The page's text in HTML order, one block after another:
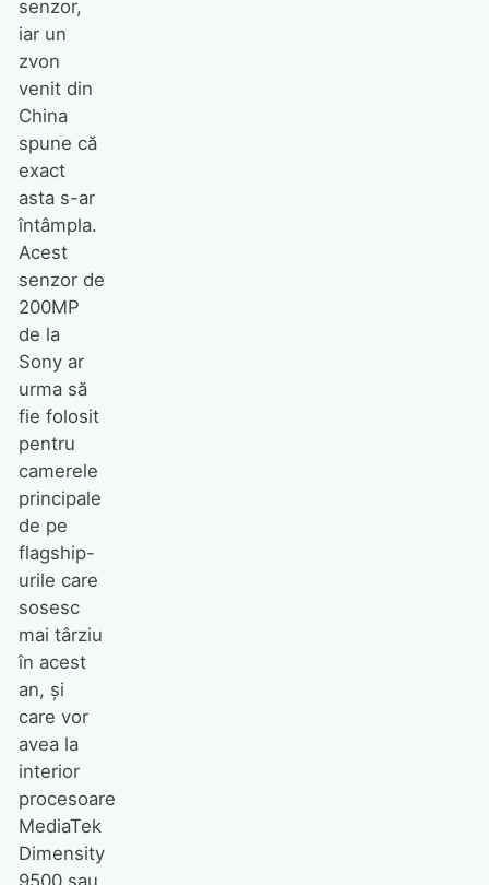
senzor,
iar un
zvon
venit din
China
spune că
exact
asta s-ar
întâmpla.
Acest
senzor de
200MP
de la
Sony ar
urma să
fie folosit
pentru
camerele
principale
de pe
flagship-
urile care
sosesc
mai târziu
în acest
an, și
care vor
avea la
interior
procesoare
MediaTek
Dimensity
9500 sau